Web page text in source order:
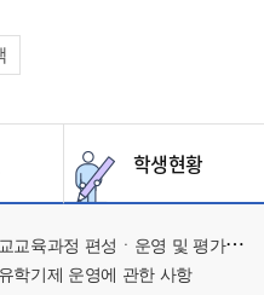
학생현황
교육과정 편성ㆍ운영 및 평가에 관한 사항
학기제 운영에 관한 사항